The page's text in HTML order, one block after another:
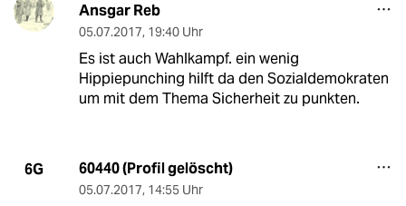
Ansgar Reb
05.07.2017, 19:40 Uhr
Es ist auch Wahlkampf. ein wenig
Hippiepunching hilft da den Sozialdemokraten
um mit dem Thema Sicherheit zu punkten.
6G 60440 (Profil gelöscht)
05.07.2017, 14:55 Uhr